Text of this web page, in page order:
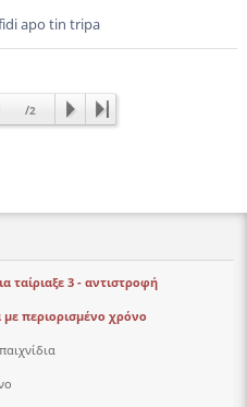
apo tin tripa
/2
ταίριαξε 3 - αντιστροφή
με περιορισμένο χρόνο